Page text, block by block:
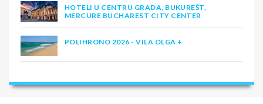
HOTELI U CENTRU GRADA, BUKUREŠT,
MERCURE BUCHAREST CITY CENTER
POLIHRONO 2026 - VILA OLGA +